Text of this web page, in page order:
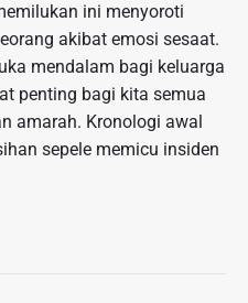
ini menyoroti
akibat emosi sesaat.
mendalam bagi keluarga
penting bagi kita semua
amarah. Kronologi awal
sepele memicu insiden